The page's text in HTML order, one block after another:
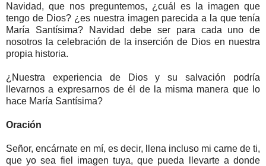
Navidad, que nos preguntemos, ¿cuál es la imagen que
tengo de Dios? ¿es nuestra imagen parecida a la que tenía
María Santísima? Navidad debe ser para cada uno de
nosotros la celebración de la inserción de Dios en nuestra
propia historia.
¿Nuestra experiencia de Dios y su salvación podría
llevarnos a expresarnos de él de la misma manera que lo
hace María Santísima?
Oración
Señor, encárnate en mí, es decir, llena incluso mi carne de ti,
que yo sea fiel imagen tuya, que pueda llevarte a donde